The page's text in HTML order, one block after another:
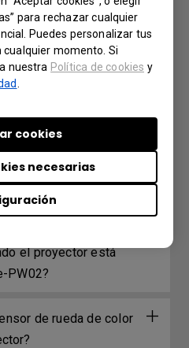
para rechazar cualquier
Puedes personalizar tus
momento. Si
nuestra Política de cookies y
necesarias
cookies
funciona. ¿Qué se
BenQ con un
dejarán de
se apague el
el proyector está
PW02?
de rueda de color